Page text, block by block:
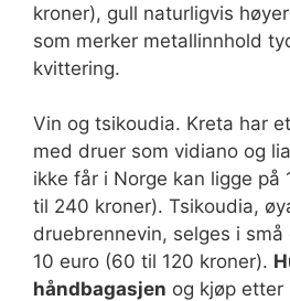
kroner), gull naturligvis
som merker metallinnhold
kvittering.
Vin og tsikoudia. Kreta har
med druer som vidiano og
ikke får i Norge kan ligge på
til 240 kroner). Tsikoudia,
druebrennevin, selges i
10 euro (60 til 120 kroner).
håndbagasjen og kjøp etter